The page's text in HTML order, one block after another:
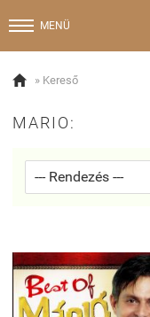
MENÜ
 » Kereső
MARIO: